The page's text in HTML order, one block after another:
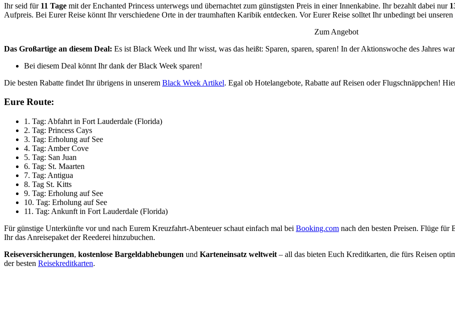
Ihr seid für 11 Tage mit der Enchanted Princess unterwegs und übernachtet zum günstigsten Preis in einer Innenkabine. Ihr bezahlt dabei nur
Aufpreis. Bei Eurer Reise könnt Ihr verschiedene Orte in der traumhaften Karibik entdecken. Vor Eurer Reise solltet Ihr unbedingt bei unseren
Zum Angebot
Das Großartige an diesem Deal: Es ist Black Week und Ihr wisst, was das heißt: Sparen, sparen, sparen! In der Aktionswoche des Jahres
Bei diesem Deal könnt Ihr dank der Black Week sparen!
Die besten Rabatte findet Ihr übrigens in unserem Black Week Artikel. Egal ob Hotelangebote, Rabatte auf Reisen oder Flugschnäppchen!
Eure Route:
1. Tag: Abfahrt in Fort Lauderdale (Florida)
2. Tag: Princess Cays
3. Tag: Erholung auf See
4. Tag: Amber Cove
5. Tag: San Juan
6. Tag: St. Maarten
7. Tag: Antigua
8. Tag St. Kitts
9. Tag: Erholung auf See
10. Tag: Erholung auf See
11. Tag: Ankunft in Fort Lauderdale (Florida)
Für günstige Unterkünfte vor und nach Eurem Kreuzfahrt-Abenteuer schaut einfach mal bei Booking.com nach den besten Preisen. Flüge für
Ihr das Anreisepaket der Reederei hinzubuchen.
Reiseversicherungen, kostenlose Bargeldabhebungen und Karteneinsatz weltweit – all das bieten Euch Kreditkarten, die fürs Reisen
der besten Reisekreditkarten.